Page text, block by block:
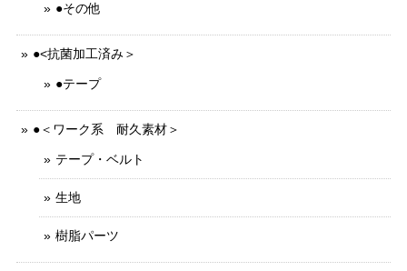
●その他
●<抗菌加工済み＞
●テープ
●＜ワーク系 耐久素材＞
テープ・ベルト
生地
樹脂パーツ